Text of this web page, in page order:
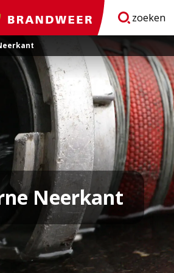
Brandweer zoeken
Neerkant